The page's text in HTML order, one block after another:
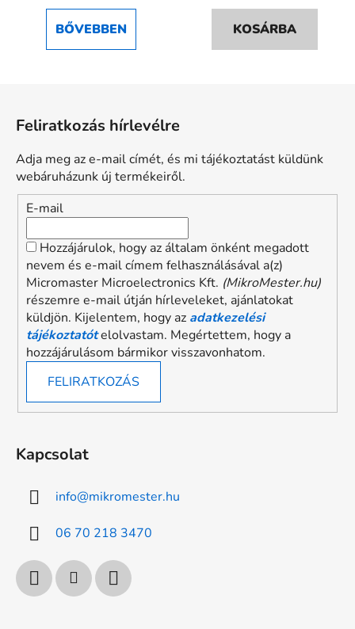
ből
BŐVEBBEN KOSÁRBA
Feliratkozás hírlevélre
Adja meg az e-mail címét, és mi tájékoztatást küldünk
webáruházunk új termékeiről.
E-mail
Hozzájárulok, hogy az általam önként megadott
nevem és e-mail címem felhasználásával a(z)
Micromaster Microelectronics Kft. (MikroMester.hu)
részemre e-mail útján hírleveleket, ajánlatokat
küldjön. Kijelentem, hogy az adatkezelési
tájékoztatótelolvastam. Megértettem, hogy a
hozzájárulásom bármikor visszavonhatom.
FELIRATKOZÁS
Kapcsolat
info@mikromester.hu
06 70 218 3470